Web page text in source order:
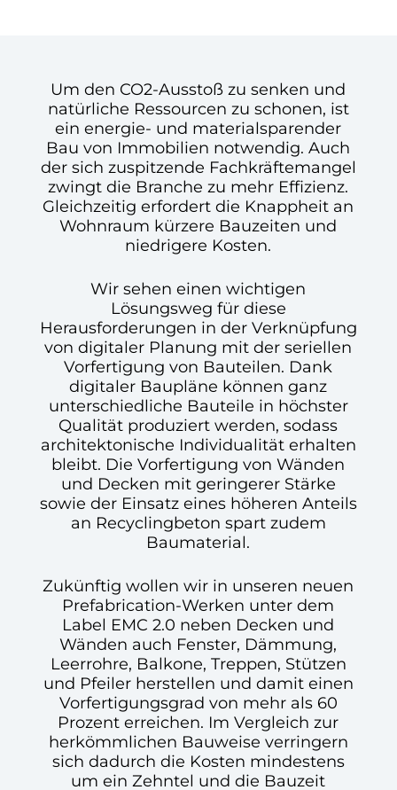
Um den CO2-Ausstoß zu senken und
natürliche Ressourcen zu schonen, ist
ein energie- und materialsparender
Bau von Immobilien notwendig. Auch
der sich zuspitzende Fachkräftemangel
zwingt die Branche zu mehr Effizienz.
Gleichzeitig erfordert die Knappheit an
Wohnraum kürzere Bauzeiten und
niedrigere Kosten.
Wir sehen einen wichtigen
Lösungsweg für diese
Herausforderungen in der Verknüpfung
von digitaler Planung mit der seriellen
Vorfertigung von Bauteilen. Dank
digitaler Baupläne können ganz
unterschiedliche Bauteile in höchster
Qualität produziert werden, sodass
architektonische Individualität erhalten
bleibt. Die Vorfertigung von Wänden
und Decken mit geringerer Stärke
sowie der Einsatz eines höheren Anteils
an Recyclingbeton spart zudem
Baumaterial.
Zukünftig wollen wir in unseren neuen
Prefabrication-Werken unter dem
Label EMC 2.0 neben Decken und
Wänden auch Fenster, Dämmung,
Leerrohre, Balkone, Treppen, Stützen
und Pfeiler herstellen und damit einen
Vorfertigungsgrad von mehr als 60
Prozent erreichen. Im Vergleich zur
herkömmlichen Bauweise verringern
sich dadurch die Kosten mindestens
um ein Zehntel und die Bauzeit